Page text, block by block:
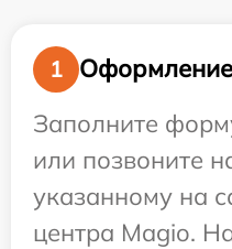
1
Заполните
или позвоните
указанному на
центра Magio.